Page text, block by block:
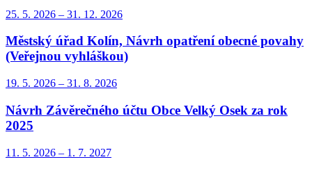
25. 5. 2026 – 31. 12. 2026
Městský úřad Kolín, Návrh opatření obecné povahy
(Veřejnou vyhláškou)
19. 5. 2026 – 31. 8. 2026
Návrh Závěrečného účtu Obce Velký Osek za rok
2025
11. 5. 2026 – 1. 7. 2027